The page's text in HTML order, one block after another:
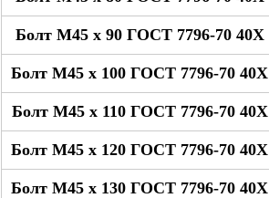
Болт М45 x 90 ГОСТ 7796-70 40Х
Болт М45 x 100 ГОСТ 7796-70 40Х
Болт М45 x 110 ГОСТ 7796-70 40Х
Болт М45 x 120 ГОСТ 7796-70 40Х
Болт М45 x 130 ГОСТ 7796-70 40Х